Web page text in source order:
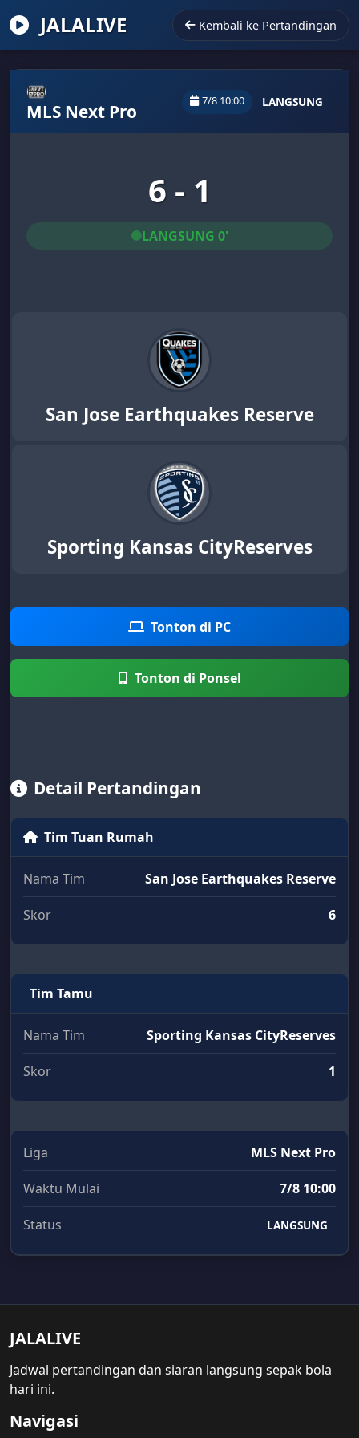
JALALIVE Kembali ke Pertandingan
MLS Next Pro
7/8 10:00 LANGSUNG
San Jose Earthquakes Reserve
6 - 1
LANGSUNG 0'
Sporting Kansas CityReserves
Tonton di PC
Tonton di Ponsel
Detail Pertandingan
Tim Tuan Rumah
Nama Tim San Jose Earthquakes Reserve
Skor 6
Tim Tamu
Nama Tim Sporting Kansas CityReserves
Skor 1
Liga MLS Next Pro
Waktu Mulai 7/8 10:00
Status LANGSUNG
JALALIVE
Jadwal pertandingan dan siaran langsung sepak bola
hari ini.
Navigasi